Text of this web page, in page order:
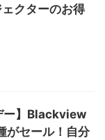
クターのお得
ー】Blackview
がセール！自分